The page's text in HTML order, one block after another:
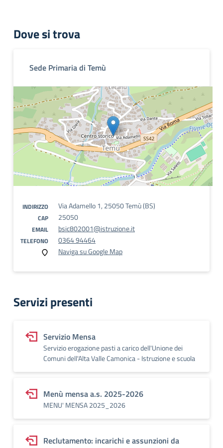
Dove si trova
Sede Primaria di Temù
INDIRIZZO Via Adamello 1, 25050 Temù (BS)
CAP 25050
EMAIL bsic802001@istruzione.it
TELEFONO
0364 94464
Naviga su Google Map
Servizi presenti
Servizio Mensa
Servizio erogazione pasti a carico dell'Unione dei
Comuni dell'Alta Valle Camonica - Istruzione e scuola
Menù mensa a.s. 2025-2026
MENU' MENSA 2025_2026
Reclutamento: incarichi e assunzioni da